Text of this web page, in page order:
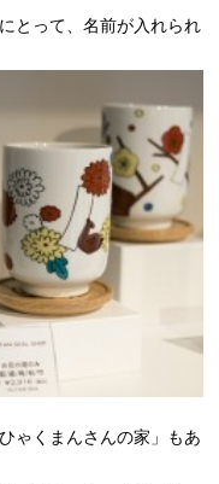
とって、名前が入れられ
ゃくまんさんの家」もあ